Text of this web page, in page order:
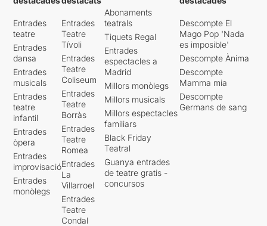
Entrades
teatre
Entrades
dansa
Entrades
musicals
Entrades
teatre
infantil
Entrades
òpera
Entrades
improvisació
Entrades
monòlegs
Entrades
Teatre
Tívoli
Entrades
Teatre
Coliseum
Entrades
Teatre
Borràs
Entrades
Teatre
Romea
Entrades
La
Villarroel
Entrades
Teatre
Condal
Abonaments
teatrals
Tiquets Regal
Entrades
espectacles a
Madrid
Millors monòlegs
Millors musicals
Millors espectacles
familiars
Black Friday
Teatral
Guanya entrades
de teatre gratis -
concursos
Descompte El
Mago Pop 'Nada
es imposible'
Descompte Ànima
Descompte
Mamma mia
Descompte
Germans de sang